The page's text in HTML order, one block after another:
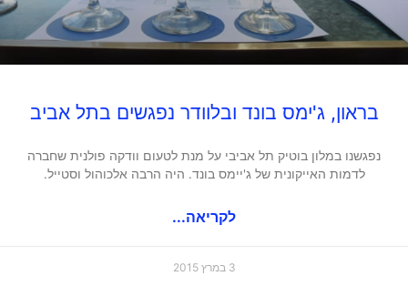
בראון, ג'ימס בונד ובלוודר נפגשים בתל אביב
נפגשנו במלון בוטיק תל אביבי על מנת לטעום וודקה פולנית שחברה
לדמות האייקונית של ג'יימס בונד. היה הרבה אלכוהול וסטייל.
לקריאה...
3 במרץ 2015